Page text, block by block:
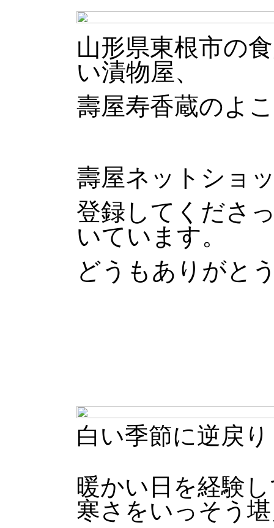
山形県東根市の
い漬物屋、
壽屋寿香蔵のよ
壽屋ネットショ
登録してくださ
いています。
どうもありがと
白い季節に逆戻
暖かい日を経験
寒さをいっそう